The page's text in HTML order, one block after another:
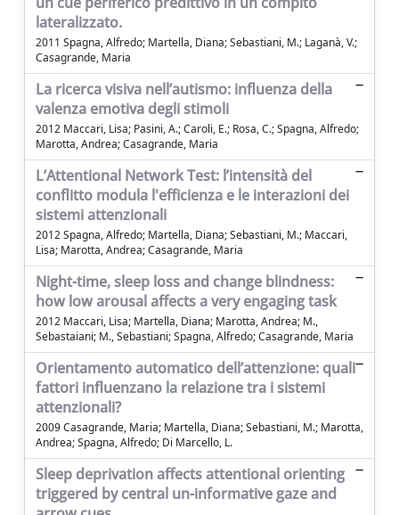
lateralizzato.
2011 Spagna, Alfredo; Martella, Diana; Sebastiani, M.; Laganà, V.;
Casagrande, Maria
La ricerca visiva nell’autismo: influenza della
valenza emotiva degli stimoli
2012 Maccari, Lisa; Pasini, A.; Caroli, E.; Rosa, C.; Spagna, Alfredo;
Marotta, Andrea; Casagrande, Maria
L’Attentional Network Test: l’intensità del
conflitto modula l'efficienza e le interazioni dei
sistemi attenzionali
2012 Spagna, Alfredo; Martella, Diana; Sebastiani, M.; Maccari,
Lisa; Marotta, Andrea; Casagrande, Maria
Night-time, sleep loss and change blindness:
how low arousal affects a very engaging task
2012 Maccari, Lisa; Martella, Diana; Marotta, Andrea; M.,
Sebastaiani; M., Sebastiani; Spagna, Alfredo; Casagrande, Maria
Orientamento automatico dell’attenzione: quali
fattori influenzano la relazione tra i sistemi
attenzionali?
2009 Casagrande, Maria; Martella, Diana; Sebastiani, M.; Marotta,
Andrea; Spagna, Alfredo; Di Marcello, L.
Sleep deprivation affects attentional orienting
triggered by central un-informative gaze and